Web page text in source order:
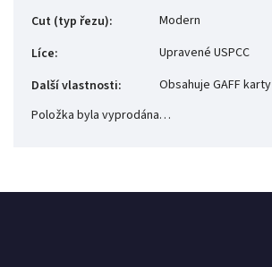
Cut (typ řezu):
Modern
Líce:
Upravené USPCC
Další vlastnosti:
Obsahuje GAFF karty
Položka byla vyprodána…